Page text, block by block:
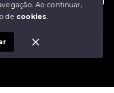
para te ajudar.
Assessoria Imobiliária
Ao continuar,
de cookies.